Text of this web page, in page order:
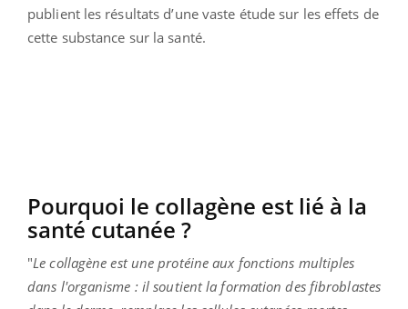
publient les résultats d’une vaste étude sur les effets de
cette substance sur la santé.
Pourquoi le collagène est lié à la
santé cutanée ?
"Le collagène est une protéine aux fonctions multiples
dans l'organisme : il soutient la formation des fibroblastes